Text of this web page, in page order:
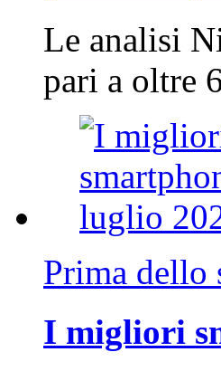
Le analisi
pari a oltre
Prima dello
I migliori